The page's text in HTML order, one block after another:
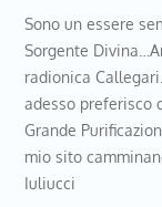
Sono un essere
Sorgente
radionica
adesso preferisco
Grande
mio sito
Iuliucci